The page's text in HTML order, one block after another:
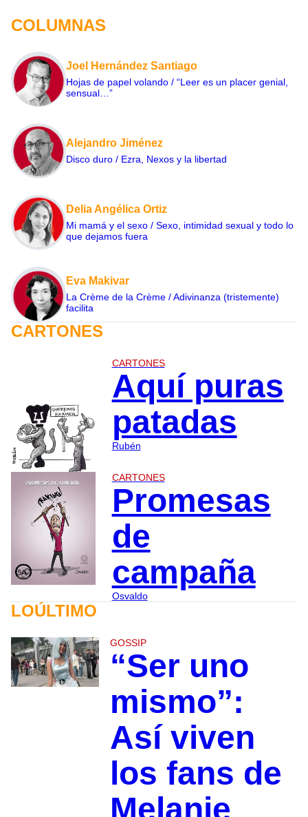
COLUMNAS
Joel Hernández Santiago
Hojas de papel volando / “Leer es un placer genial,
sensual…”
Alejandro Jiménez
Disco duro / Ezra, Nexos y la libertad
Delia Angélica Ortiz
Mi mamá y el sexo / Sexo, intimidad sexual y todo lo
que dejamos fuera
Eva Makivar
La Crème de la Crème / Adivinanza (tristemente)
facilita
CARTONES
CARTONES
Aquí puras
patadas
Rubén
CARTONES
Promesas
de
campaña
Osvaldo
LOÚLTIMO
GOSSIP
“Ser uno
mismo”:
Así viven
los fans de
Melanie